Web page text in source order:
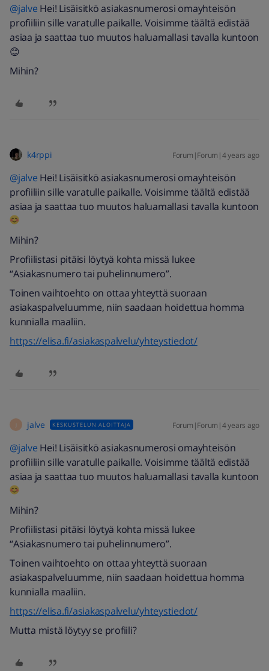
@jalve Hei! Lisäisitkö asiakasnumerosi omayhteisön
profiiliin sille varatulle paikalle. Voisimme täältä edistää
asiaa ja saattaa tuo muutos haluamallasi tavalla kuntoon
😊
Mihin?
k4rppi Forum|Forum|4 years ago
@jalve Hei! Lisäisitkö asiakasnumerosi omayhteisön
profiiliin sille varatulle paikalle. Voisimme täältä edistää
asiaa ja saattaa tuo muutos haluamallasi tavalla kuntoon
Mihin?
Profiilistasi pitäisi löytyä kohta missä lukee
“Asiakasnumero tai puhelinnumero”.
Toinen vaihtoehto on ottaa yhteyttä suoraan
asiakaspalveluumme, niin saadaan hoidettua homma
kunnialla maaliin.
https://elisa.fi/asiakaspalvelu/yhteystiedot/
jalve KESKUSTELUN ALOITTAJA Forum|Forum|4 years ago
@jalve Hei! Lisäisitkö asiakasnumerosi omayhteisön
profiiliin sille varatulle paikalle. Voisimme täältä edistää
asiaa ja saattaa tuo muutos haluamallasi tavalla kuntoon
Mihin?
Profiilistasi pitäisi löytyä kohta missä lukee
“Asiakasnumero tai puhelinnumero”.
Toinen vaihtoehto on ottaa yhteyttä suoraan
asiakaspalveluumme, niin saadaan hoidettua homma
kunnialla maaliin.
https://elisa.fi/asiakaspalvelu/yhteystiedot/
Mutta mistä löytyy se profiili?